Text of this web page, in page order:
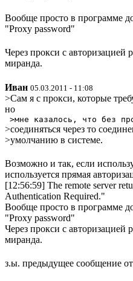
Вообще просто в программе
"Proxy password"
Через прокси с авторизацией
миранда.
Иван 05.03.2011 - 11:08
>Сам я с прокси, которые
но
>соединяться через то
>умолчанию в системе.
Возможно и так, если
используется прямая
[12:56:59] The remote server
Authentication Required."
Вообще просто в программе
"Proxy password"
Через прокси с авторизацией
миранда.
з.ы. предыдущее сообщение